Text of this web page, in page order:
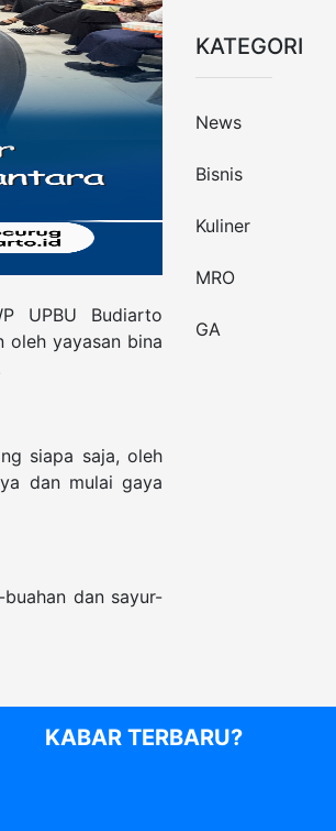
UPBU Budiarto
oleh yayasan bina
siapa saja, oleh
dan mulai gaya
dan sayur-
KATEGORI
News
Bisnis
Kuliner
MRO
GA
KABAR TERBARU?